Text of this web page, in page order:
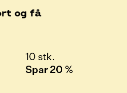
og få
10 stk.
Spar 20 %